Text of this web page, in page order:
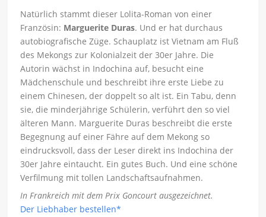
Natürlich stammt dieser Lolita-Roman von einer
Französin: Marguerite Duras. Und er hat durchaus
autobiografische Züge. Schauplatz ist Vietnam am Fluß
des Mekongs zur Kolonialzeit der 30er Jahre. Die
Autorin wächst in Indochina auf, besucht eine
Mädchenschule und beschreibt ihre erste Liebe zu
einem Chinesen, der doppelt so alt ist. Ein Tabu, denn
sie, die minderjährige Schülerin, verführt den so viel
älteren Mann. Marguerite Duras beschreibt die erste
Begegnung auf einer Fähre auf dem Mekong so
eindrucksvoll, dass der Leser direkt ins Indochina der
30er Jahre eintaucht. Ein gutes Buch. Und eine schöne
Verfilmung mit tollen Landschaftsaufnahmen.
In Frankreich mit dem Prix Goncourt ausgezeichnet.
Der Liebhaber bestellen*